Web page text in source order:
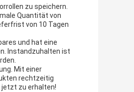
zu speichern.
Quantität von
von 10 Tagen
und hat eine
Instandzuhalten ist
Mit einer
rechtzeitig
jetzt zu erhalten!